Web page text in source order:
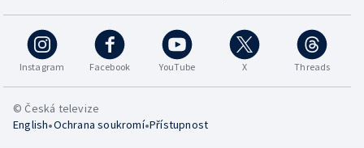
Instagram Facebook YouTube X Threads
© Česká televize
English•Ochrana soukromí•Přístupnost